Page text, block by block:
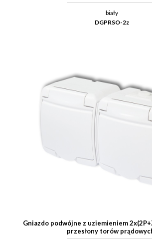
biały
DGPRSO-2z
Gniazdo podwójne z uziemieniem
przesłony torów